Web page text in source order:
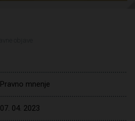
Pravno mnenje
07. 04. 2023